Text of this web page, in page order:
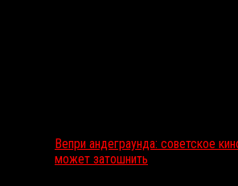
Вепри андеграунда: советское
может затошнить